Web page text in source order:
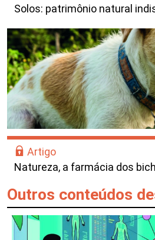
Solos: patrimônio natural
Artigo
Natureza, a farmácia dos
Outros conteúdos